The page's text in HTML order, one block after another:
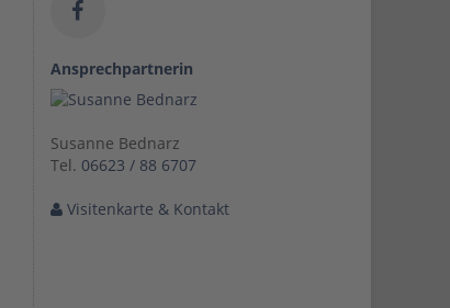
Ansprechpartnerin
Susanne Bednarz
Tel. 06623 / 88 6707
Visitenkarte & Kontakt